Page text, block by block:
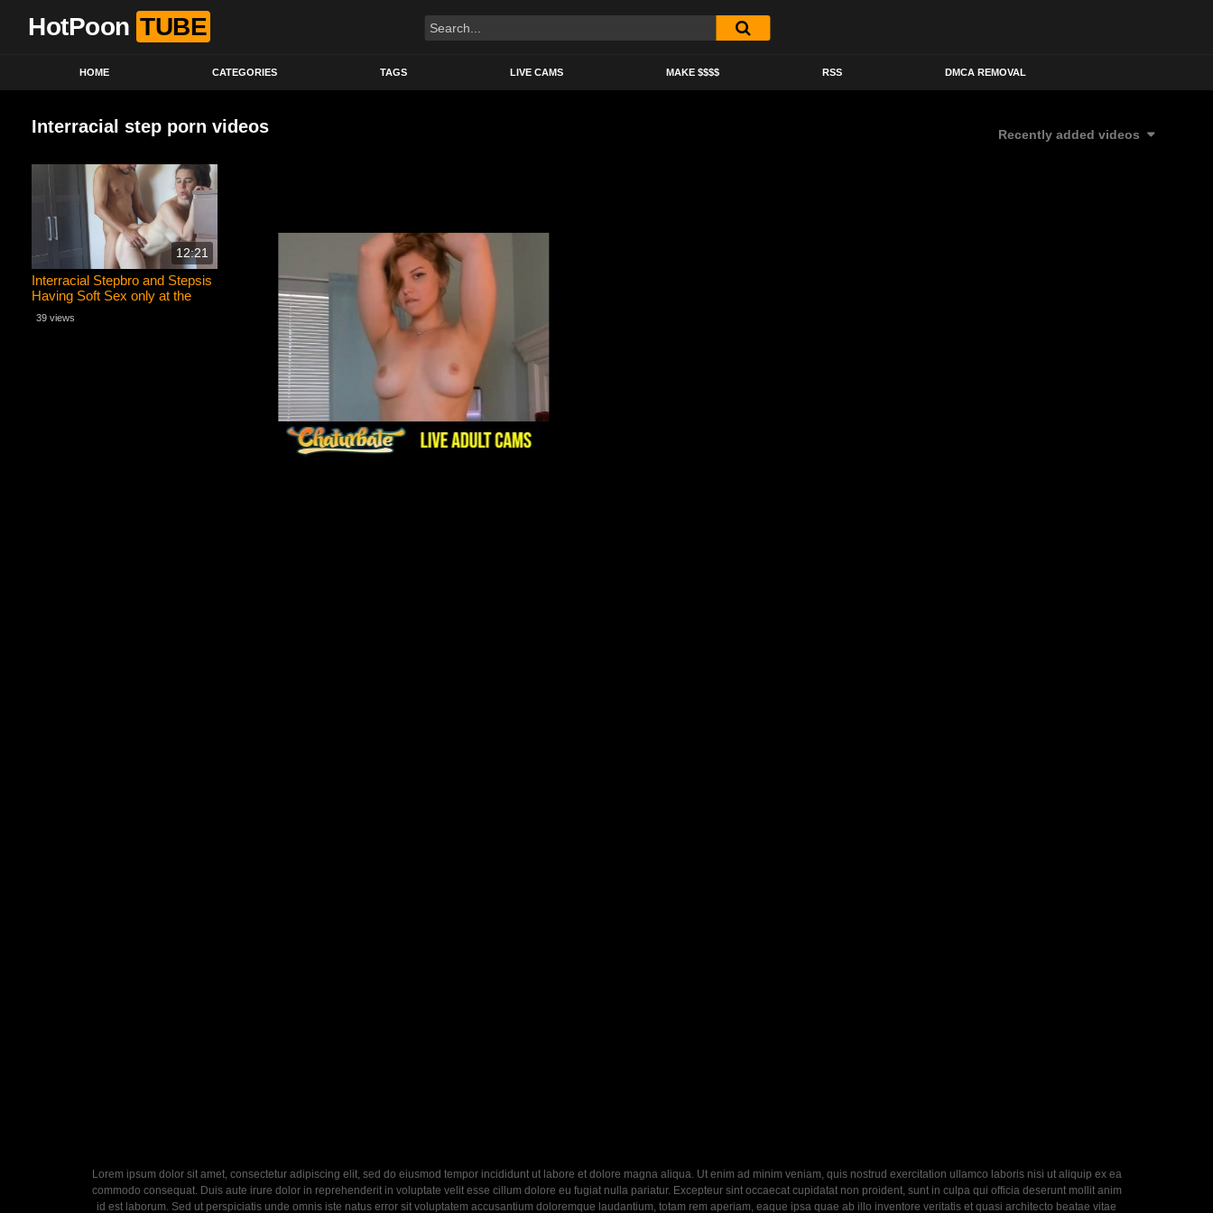
HotPoon TUBE
HOME CATEGORIES TAGS LIVE CAMS MAKE $$$$ RSS DMCA REMOVAL
Interracial step porn videos Recently added videos
12:21
Interracial Stepbro and Stepsis
Having Soft Sex only at the
Beginning
39 views
Lorem ipsum dolor sit amet, consectetur adipiscing elit, sed do eiusmod tempor incididunt ut labore et dolore magna aliqua. Ut enim ad minim veniam, quis nostrud exercitation ullamco laboris nisi ut aliquip ex ea
commodo consequat. Duis aute irure dolor in reprehenderit in voluptate velit esse cillum dolore eu fugiat nulla pariatur. Excepteur sint occaecat cupidatat non proident, sunt in culpa qui officia deserunt mollit anim
id est laborum. Sed ut perspiciatis unde omnis iste natus error sit voluptatem accusantium doloremque laudantium, totam rem aperiam, eaque ipsa quae ab illo inventore veritatis et quasi architecto beatae vitae